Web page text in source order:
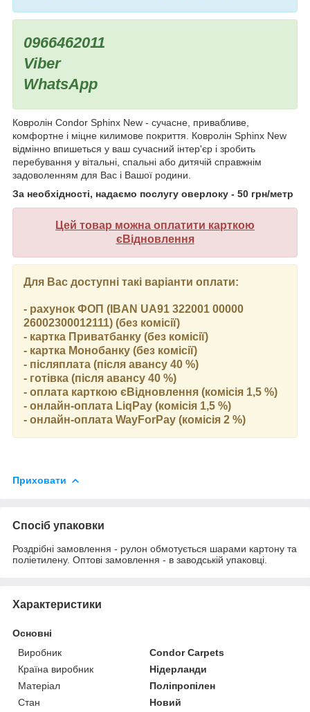
0966462011
Viber
WhatsApp
Ковролін Condor Sphinx New - сучасне, привабливе,
комфортне і міцне килимове покриття. Ковролін Sphinx New
відмінно впишеться у ваш сучасний інтер'єр і зробить
перебування у вітальні, спальні або дитячій справжнім
задоволенням для Вас і Вашої родини.
За необхідності, надаємо послугу оверлоку - 50 грн/метр
Цей товар можна оплатити карткою
єВідновлення
Для Вас доступні такі варіанти оплати:
- рахунок ФОП (IBAN UA91 322001 00000
26002300012111) (без комісії)
- картка Приватбанку (без комісії)
- картка Монобанку (без комісії)
- післяплата (після авансу 40 %)
- готівка (після авансу 40 %)
- оплата карткою єВідновлення (комісія 1,5 %)
- онлайн-оплата LiqPay (комісія 1,5 %)
- онлайн-оплата WayForPay (комісія 2 %)
Приховати
Спосіб упаковки
Роздрібні замовлення - рулон обмотується шарами картону та
поліетилену. Оптові замовлення - в заводській упаковці.
Характеристики
Основні
Виробник
Condor Carpets
Країна виробник
Нідерланди
Матеріал
Поліпропілен
Стан
Новий